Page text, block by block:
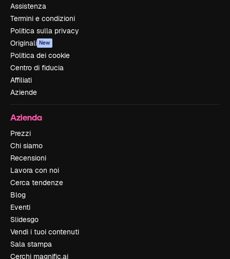
Assistenza
Termini e condizioni
Politica sulla privacy
Originali New
Politica dei cookie
Centro di fiducia
Affiliati
Aziende
Azienda
Prezzi
Chi siamo
Recensioni
Lavora con noi
Cerca tendenze
Blog
Eventi
Slidesgo
Vendi i tuoi contenuti
Sala stampa
Cerchi magnific.ai